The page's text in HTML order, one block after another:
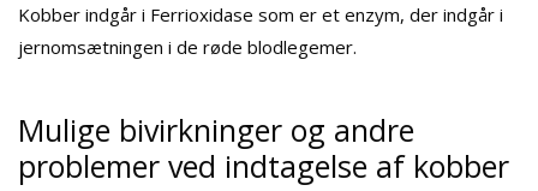
Kobber indgår i Ferrioxidase som er et enzym, der indgår i
jernomsætningen i de røde blodlegemer.
Mulige bivirkninger og andre
problemer ved indtagelse af kobber